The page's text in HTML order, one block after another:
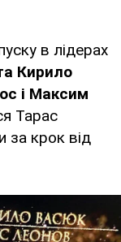
в лідерах
Кирило
і Максим
Тарас
за крок від